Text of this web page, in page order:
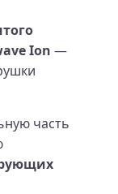
Ion —
часть